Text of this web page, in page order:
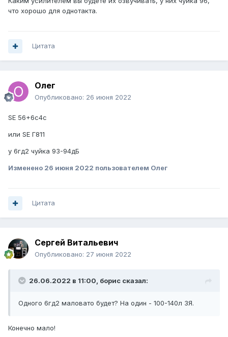
что хорошо для однотакта.
Цитата
Олег
Опубликовано: 26 июня 2022
SE 56+6c4c
или SE Г811
у 6гд2 чуйка 93-94дБ
Изменено 26 июня 2022 пользователем Олег
Цитата
Сергей Витальевич
Опубликовано: 27 июня 2022
26.06.2022 в 11:00, борис сказал:
Одного 6гд2 маловато будет? На один - 100-140л ЗЯ.
Конечно мало!